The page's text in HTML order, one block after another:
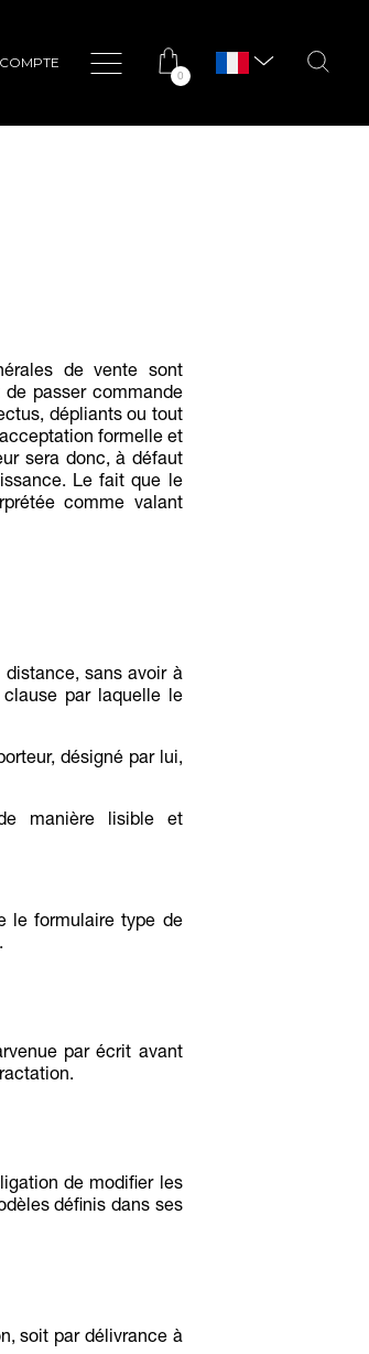
0
COMPTE
de vente sont
passer commande
dépliants ou tout
formelle et
sera donc, à défaut
Le fait que le
comme valant
sans avoir à
par laquelle le
désigné par lui,
manière lisible et
le formulaire type de
par écrit avant
de modifier les
définis dans ses
soit par délivrance à